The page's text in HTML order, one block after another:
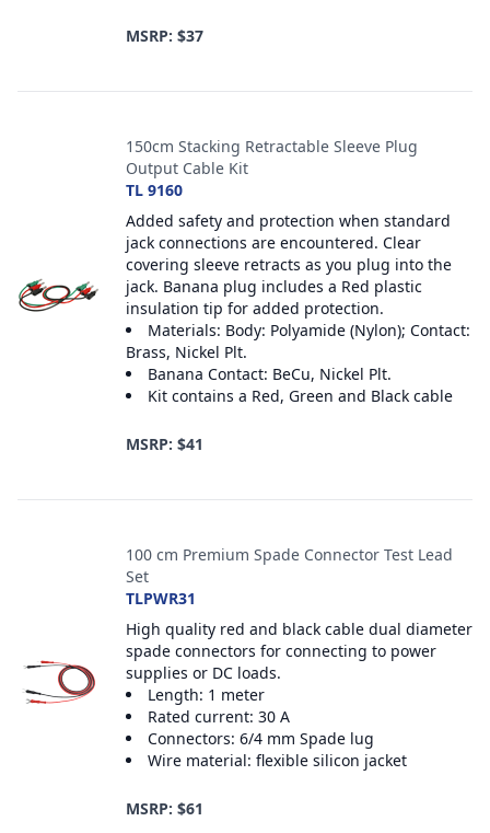
MSRP: $37
150cm Stacking Retractable Sleeve Plug
Output Cable Kit
TL 9160
Added safety and protection when standard
jack connections are encountered. Clear
covering sleeve retracts as you plug into the
jack. Banana plug includes a Red plastic
insulation tip for added protection.
Materials: Body: Polyamide (Nylon); Contact:
Brass, Nickel Plt.
Banana Contact: BeCu, Nickel Plt.
Kit contains a Red, Green and Black cable
MSRP: $41
100 cm Premium Spade Connector Test Lead
Set
TLPWR31
High quality red and black cable dual diameter
spade connectors for connecting to power
supplies or DC loads.
Length: 1 meter
Rated current: 30 A
Connectors: 6/4 mm Spade lug
Wire material: flexible silicon jacket
MSRP: $61